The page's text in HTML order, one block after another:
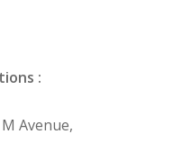
:
Avenue,